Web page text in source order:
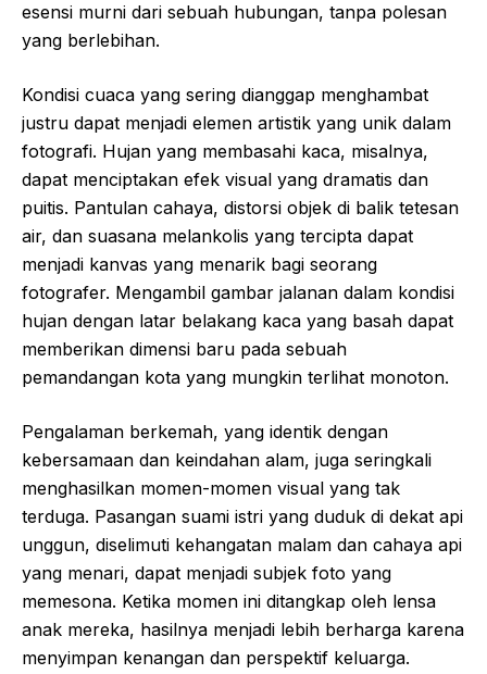
esensi murni dari sebuah hubungan, tanpa polesan
yang berlebihan.
Kondisi cuaca yang sering dianggap menghambat
justru dapat menjadi elemen artistik yang unik dalam
fotografi. Hujan yang membasahi kaca, misalnya,
dapat menciptakan efek visual yang dramatis dan
puitis. Pantulan cahaya, distorsi objek di balik tetesan
air, dan suasana melankolis yang tercipta dapat
menjadi kanvas yang menarik bagi seorang
fotografer. Mengambil gambar jalanan dalam kondisi
hujan dengan latar belakang kaca yang basah dapat
memberikan dimensi baru pada sebuah
pemandangan kota yang mungkin terlihat monoton.
Pengalaman berkemah, yang identik dengan
kebersamaan dan keindahan alam, juga seringkali
menghasilkan momen-momen visual yang tak
terduga. Pasangan suami istri yang duduk di dekat api
unggun, diselimuti kehangatan malam dan cahaya api
yang menari, dapat menjadi subjek foto yang
memesona. Ketika momen ini ditangkap oleh lensa
anak mereka, hasilnya menjadi lebih berharga karena
menyimpan kenangan dan perspektif keluarga.